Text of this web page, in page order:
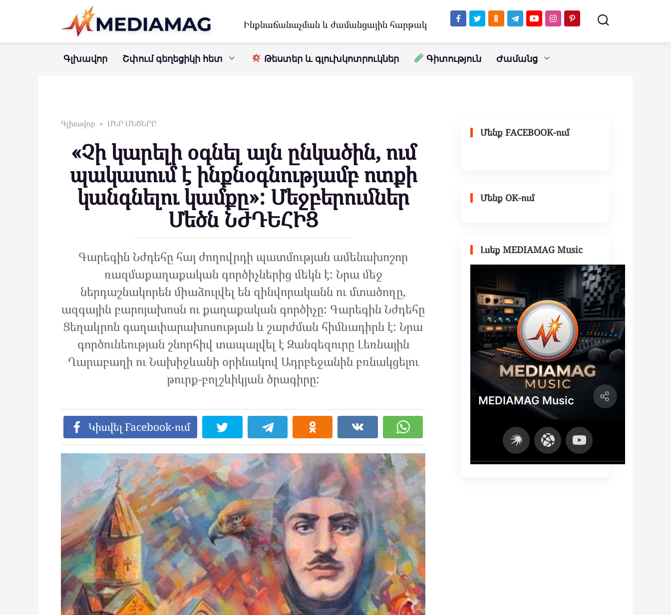
Ինքնաճանաչման և ժամանցային հարթակ
Գլխավոր Շփում գեղեցիկի հետ Թեստեր և գլուխկոտրուկներ Գիտություն Ժամանց
Գլխավոր » ՄԵՐ ՄԵԾԵՐԸ
«Չի կարելի օգնել այն ընկածին, ում
պակասում է ինքնօգնությամբ ոտքի
կանգնելու կամքը»: Մեջբերումներ
Մեծն ՆԺԴԵՀԻՑ
Գարեգին Նժդեհը հայ ժողովրդի պատմության ամենախոշոր
ռազմաքաղաքական գործիչներից մեկն է: Նրա մեջ
ներդաշնակորեն միաձուլվել են զինվորականն ու մտածողը,
ազգային բարոյախոսն ու քաղաքական գործիչը: Գարեգին Նժդեհը
Ցեղակրոն գաղափարախոսության և շարժման հիմնադիրն է: Նրա
գործունեության շնորհիվ տապալվել է Զանգեզուրը Լեռնային
Ղարաբաղի ու Նախիջևանի օրինակով Ադրբեջանին բռնակցելու
թուրք-բոլշևիկյան ծրագիրը:
Կիսվել Facebook-ում
Մենք FACEBOOK-ում
Մենք OK-ում
Լսեք MEDIAMAG Music